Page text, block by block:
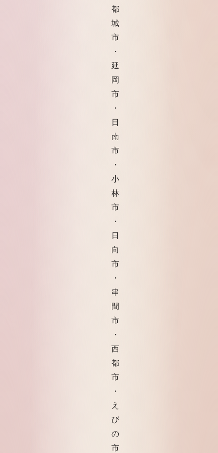
都
城
市
・
延
岡
市
・
日
南
市
・
小
林
市
・
日
向
市
・
串
間
市
・
西
都
市
・
え
び
の
市